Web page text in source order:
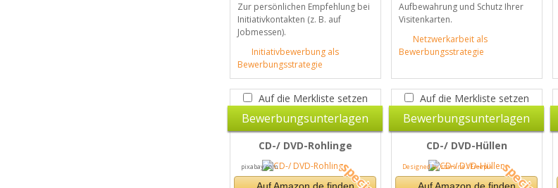
Zur persönlichen Empfehlung bei
Initiativkontakten (z. B. auf
Jobmessen).
Initiativbewerbung als
Bewerbungsstrategie
Aufbewahrung und Schutz Ihrer
Visitenkarten.
Netzwerkarbeit als
Bewerbungsstrategie
Auf die Merkliste setzen
Bewerbungsunterlagen
CD-/ DVD-Rohlinge
pixabay.com
Auf die Merkliste setzen
Bewerbungsunterlagen
CD-/ DVD-Hüllen
Designed by starline / Freepik